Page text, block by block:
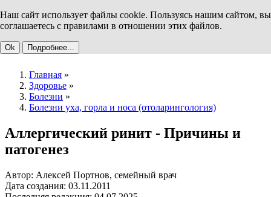
Наш сайт использует файлы cookie. Пользуясь нашим сайтом, вы
соглашаетесь с правилами в отношении этих файлов.
Ok Подробнее...
Главная »
Здоровье »
Болезни »
Болезни уха, горла и носа (отоларингология)
Аллергический ринит - Причины и
патогенез
Автор: Алексей Портнов, семейный врач
Дата создания: 03.11.2011